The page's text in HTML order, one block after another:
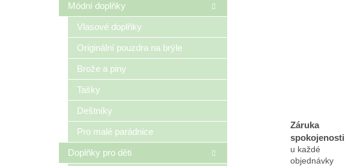
Módní doplňky
Vlasové doplňky
Originální pouzdra na brýle
Brože a piny
Tašky
Deštníky
Pro malé parádnice
Doplňky pro děti
Záruka
spokojenosti
u každé
objednávky